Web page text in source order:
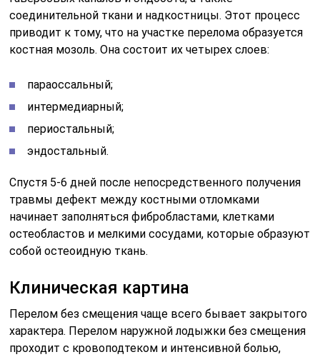
соединительной ткани и надкостницы. Этот процесс
приводит к тому, что на участке перелома образуется
костная мозоль. Она состоит их четырех слоев:
параоссальный;
интермедиарный;
периостальный;
эндостальный.
Спустя 5-6 дней после непосредственного получения
травмы дефект между костными отломками
начинает заполняться фибробластами, клетками
остеобластов и мелкими сосудами, которые образуют
собой остеоидную ткань.
Клиническая картина
Перелом без смещения чаще всего бывает закрытого
характера. Перелом наружной лодыжки без смещения
проходит с кровоподтеком и интенсивной болью,